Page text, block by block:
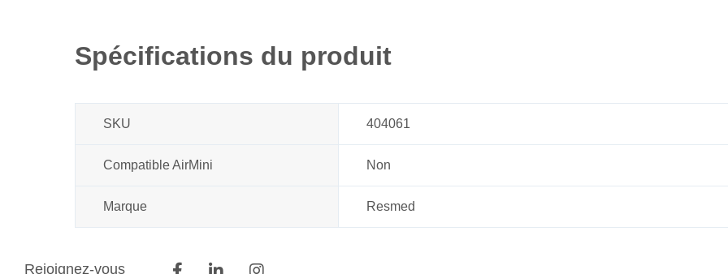
Galerie
Spécifications du produit
SKU 404061
Compatible AirMini Non
Marque Resmed
Rejoignez-vous